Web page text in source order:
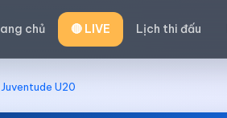
chủ 🔴 LIVE Lịch thi đấu
U20